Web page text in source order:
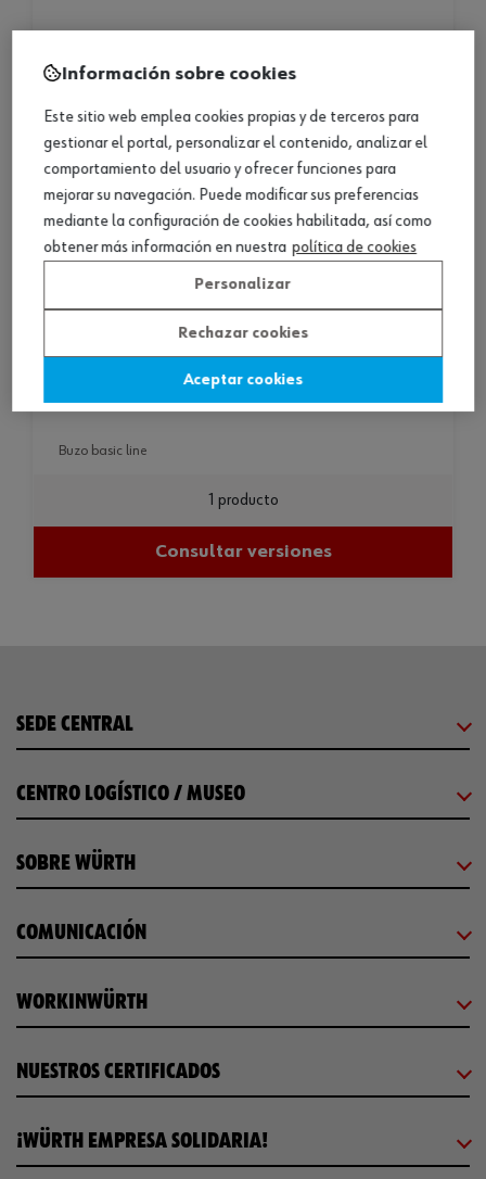
buzo basic line
1 producto
Consultar versiones
SEDE CENTRAL
CENTRO LOGÍSTICO / MUSEO
SOBRE WÜRTH
COMUNICACIÓN
WORKINWÜRTH
NUESTROS CERTIFICADOS
¡WÜRTH EMPRESA SOLIDARIA!
Información sobre cookies
Este sitio web emplea cookies propias y de terceros para
gestionar el portal, personalizar el contenido, analizar el
comportamiento del usuario y ofrecer funciones para
mejorar su navegación. Puede modificar sus preferencias
mediante la configuración de cookies habilitada, así como
obtener más información en nuestra política de cookies
Personalizar
Rechazar cookies
Aceptar cookies